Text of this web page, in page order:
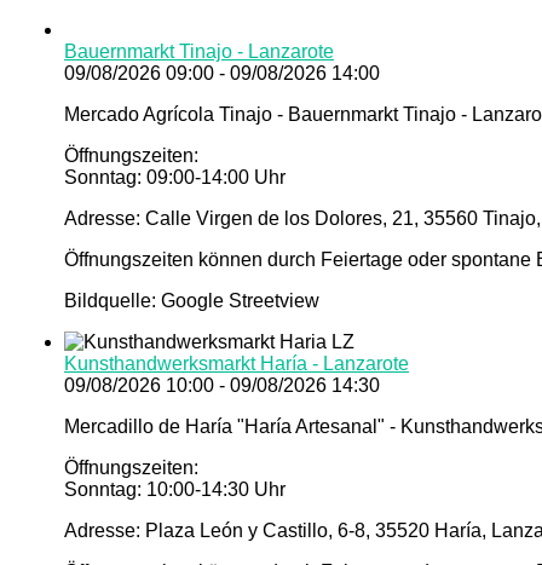
Bauernmarkt Tinajo - Lanzarote
09/08/2026 09:00 - 09/08/2026 14:00
Mercado Agrícola Tinajo - Bauernmarkt Tinajo -
Öffnungszeiten:
Sonntag: 09:00-14:00 Uhr
Adresse: Calle Virgen de los Dolores, 21, 35560
Öffnungszeiten können durch Feiertage oder
Bildquelle: Google Streetview
Kunsthandwerksmarkt Haría - Lanzarote
09/08/2026 10:00 - 09/08/2026 14:30
Mercadillo de Haría "Haría Artesanal" -
Öffnungszeiten:
Sonntag: 10:00-14:30 Uhr
Adresse: Plaza León y Castillo, 6-8, 35520 Haría,